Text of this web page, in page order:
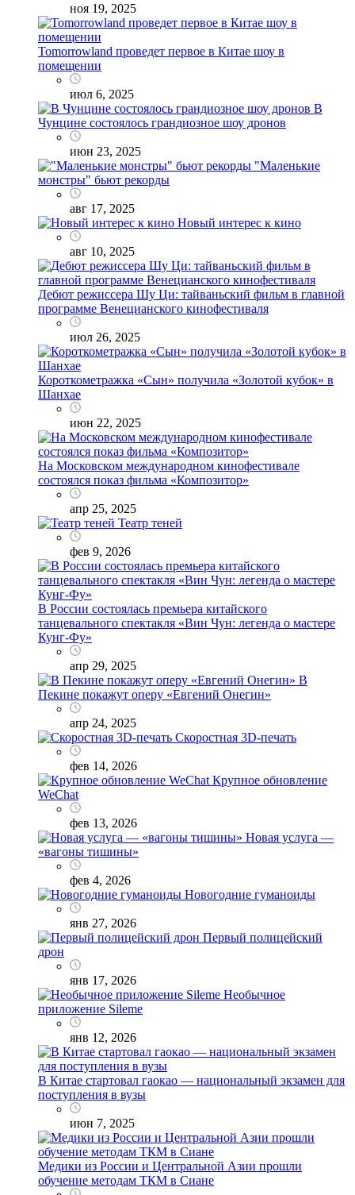
ноя 19, 2025
Tomorrowland проведет первое в Китае шоу в
помещении
июл 6, 2025
В
Чунцине состоялось грандиозное шоу дронов
июн 23, 2025
"Маленькие
монстры" бьют рекорды
авг 17, 2025
Новый интерес к кино
авг 10, 2025
Дебют режиссера Шу Ци: тайваньский фильм в главной
программе Венецианского кинофестиваля
июл 26, 2025
Короткометражка «Сын» получила «Золотой кубок» в
Шанхае
июн 22, 2025
На Московском международном кинофестивале
состоялся показ фильма «Композитор»
апр 25, 2025
Театр теней
фев 9, 2026
В России состоялась премьера китайского
танцевального спектакля «Вин Чун: легенда о мастере
Кунг-Фу»
апр 29, 2025
В
Пекине покажут оперу «Евгений Онегин»
апр 24, 2025
Скоростная 3D-печать
фев 14, 2026
Крупное обновление
WeChat
фев 13, 2026
Новая услуга —
«вагоны тишины»
фев 4, 2026
Новогодние гуманоиды
янв 27, 2026
Первый полицейский
дрон
янв 17, 2026
Необычное
приложение Sileme
янв 12, 2026
В Китае стартовал гаокао — национальный экзамен для
поступления в вузы
июн 7, 2025
Медики из России и Центральной Азии прошли
обучение методам ТКМ в Сиане